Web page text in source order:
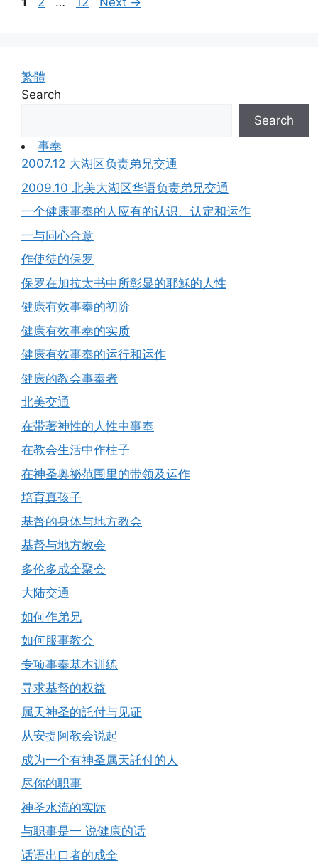
繁體
Search
Search
事奉
2007.12 大湖区负责弟兄交通
2009.10 北美大湖区华语负责弟兄交通
一个健康事奉的人应有的认识、认定和运作
一与同心合意
作使徒的保罗
保罗在加拉太书中所彰显的耶穌的人性
健康有效事奉的初阶
健康有效事奉的实质
健康有效事奉的运行和运作
健康的教会事奉者
北美交通
在带著神性的人性中事奉
在教会生活中作柱子
在神圣奥祕范围里的带领及运作
培育真孩子
基督的身体与地方教会
基督与地方教会
多伦多成全聚会
大陆交通
如何作弟兄
如何服事教会
专项事奉基本训练
寻求基督的权益
属天神圣的託付与见证
从安提阿教会说起
成为一个有神圣属天託付的人
尽你的职事
神圣水流的实际
与职事是一 说健康的话
话语出口者的成全